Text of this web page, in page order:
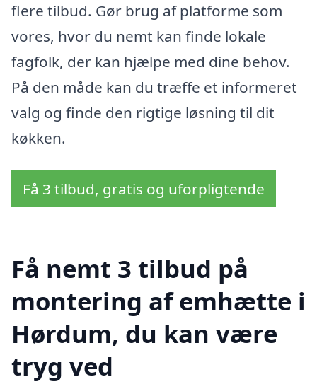
flere tilbud. Gør brug af platforme som
vores, hvor du nemt kan finde lokale
fagfolk, der kan hjælpe med dine behov.
På den måde kan du træffe et informeret
valg og finde den rigtige løsning til dit
køkken.
Få 3 tilbud, gratis og uforpligtende
Få nemt 3 tilbud på
montering af emhætte i
Hørdum, du kan være
tryg ved